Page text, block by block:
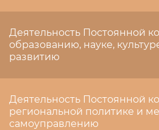
Деятельность Постоянной
образованию, науке,
развитию
Деятельность Постоянной
региональной политике и
самоуправлению